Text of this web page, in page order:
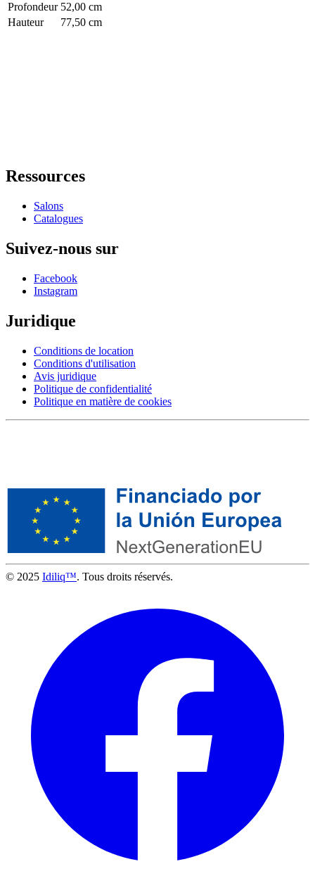
Profondeur 52,00 cm
Hauteur
77,50 cm
Ressources
Salons
Catalogues
Suivez-nous sur
Facebook
Instagram
Juridique
Conditions de location
Conditions d'utilisation
Avis juridique
Politique de confidentialité
Politique en matière de cookies
© 2025 Idiliq™. Tous droits réservés.